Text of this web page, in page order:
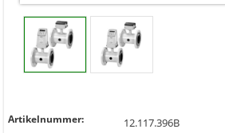
Artikelnummer: 12.117.396B